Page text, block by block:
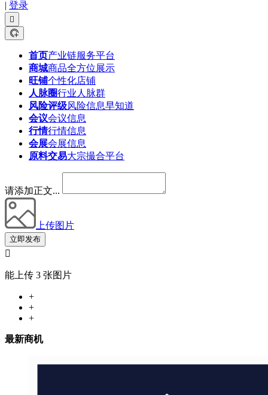
| 登录
首页产业链服务平台
商城商品全方位展示
旺铺个性化店铺
人脉圈行业人脉群
风险评级风险信息早知道
会议会议信息
行情行情信息
会展会展信息
原料交易大宗撮合平台
请添加正文...
上传图片
能上传 3 张图片
+
+
+
最新商机